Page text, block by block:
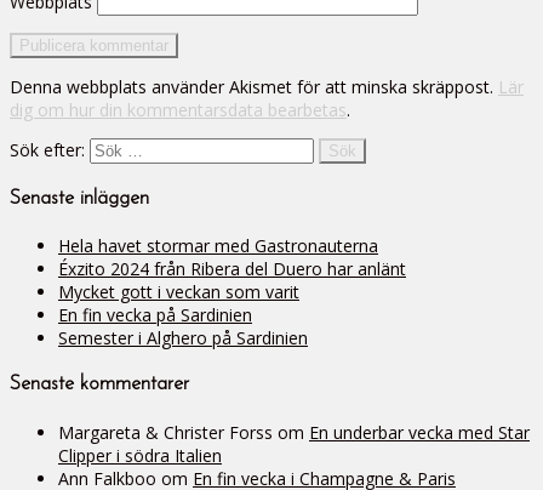
Denna webbplats använder Akismet för att minska skräppost. Lär
dig om hur din kommentarsdata bearbetas.
Sök efter:
Senaste inläggen
Hela havet stormar med Gastronauterna
Éxzito 2024 från Ribera del Duero har anlänt
Mycket gott i veckan som varit
En fin vecka på Sardinien
Semester i Alghero på Sardinien
Senaste kommentarer
Margareta & Christer Forss om En underbar vecka med Star
Clipper i södra Italien
Ann Falkboo om En fin vecka i Champagne & Paris